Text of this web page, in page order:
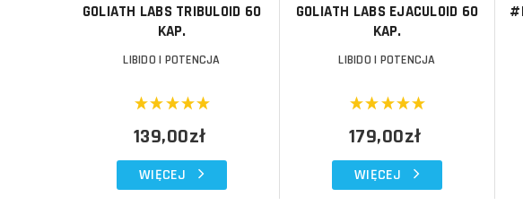
GOLIATH LABS TRIBULOID 60
KAP.
LIBIDO I POTENCJA
139,00zł
WIĘCEJ
GOLIATH LABS EJACULOID 60
KAP.
LIBIDO I POTENCJA
179,00zł
WIĘCEJ